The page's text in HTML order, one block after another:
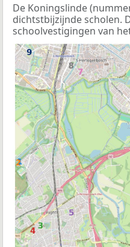
De Koningslinde
dichtstbijzijnde scholen.
schoolvestigingen van